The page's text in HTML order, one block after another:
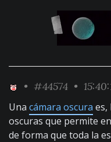
• #44574 •
Una cámara oscura es,
oscuras que permite
de forma que toda la